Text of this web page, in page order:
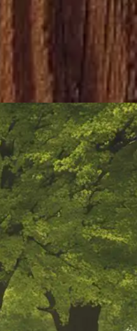
DE CHEZ JH
qui est spécialisée en
comme on le connaît
la vérité c’est que cette
l’arbre et pollue
des informations concernant